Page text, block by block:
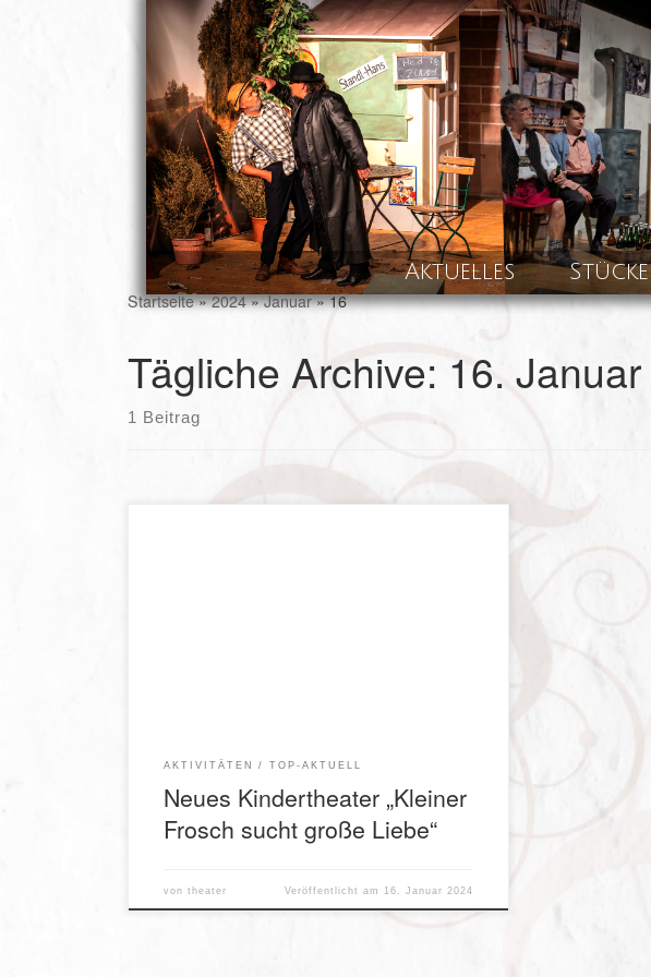
Aktuelles Stücke
Startseite » 2024 » Januar » 16
Tägliche Archive: 16.
1 Beitrag
AKTIVITÄTEN TOP-AKTUELL
Neues Kindertheater „Kleiner
Frosch sucht große Liebe“
vontheater Veröffentlicht am 16. Januar 2024